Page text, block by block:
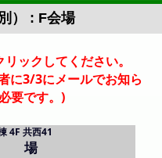
） : F会場
ックしてください。
に3/3にメールでお知ら
要です。)
場
4F 共西41